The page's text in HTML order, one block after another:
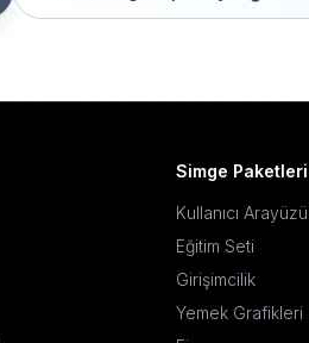
Simge Paketleri
Kullanıcı Arayüzü
Eğitim Seti
Girişimcilik
Yemek Grafikleri